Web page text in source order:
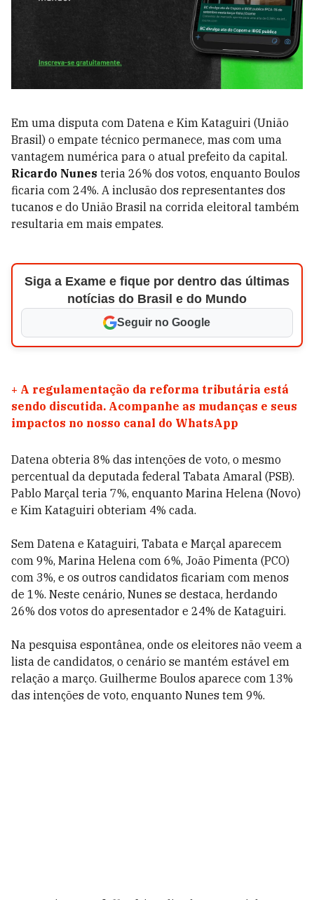
Em uma disputa com Datena e Kim Kataguiri (União
Brasil) o empate técnico permanece, mas com uma
vantagem numérica para o atual prefeito da capital.
Ricardo Nunes teria 26% dos votos, enquanto Boulos
ficaria com 24%. A inclusão dos representantes dos
tucanos e do União Brasil na corrida eleitoral também
resultaria em mais empates.
Siga a Exame e fique por dentro das últimas
notícias do Brasil e do Mundo
Seguir no Google
+ A regulamentação da reforma tributária está
sendo discutida. Acompanhe as mudanças e seus
impactos no nosso canal do WhatsApp
Datena obteria 8% das intenções de voto, o mesmo
percentual da deputada federal Tabata Amaral (PSB).
Pablo Marçal teria 7%, enquanto Marina Helena (Novo)
e Kim Kataguiri obteriam 4% cada.
Sem Datena e Kataguiri, Tabata e Marçal aparecem
com 9%, Marina Helena com 6%, João Pimenta (PCO)
com 3%, e os outros candidatos ficariam com menos
de 1%. Neste cenário, Nunes se destaca, herdando
26% dos votos do apresentador e 24% de Kataguiri.
Na pesquisa espontânea, onde os eleitores não veem a
lista de candidatos, o cenário se mantém estável em
relação a março. Guilherme Boulos aparece com 13%
das intenções de voto, enquanto Nunes tem 9%.